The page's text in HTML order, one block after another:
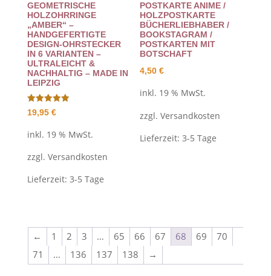
GEOMETRISCHE
HOLZOHRRINGE
„AMBER“ –
HANDGEFERTIGTE
DESIGN-OHRSTECKER
IN 6 VARIANTEN –
ULTRALEICHT &
NACHHALTIG – MADE IN
LEIPZIG
Bewertet
mit
von 5
19,95 €
inkl. 19 % MwSt.
zzgl. Versandkosten
Lieferzeit: 3-5 Tage
POSTKARTE ANIME /
HOLZPOSTKARTE
BÜCHERLIEBHABER /
BOOKSTAGRAM /
POSTKARTEN MIT
BOTSCHAFT
4,50€
inkl. 19 % MwSt.
zzgl.Versandkosten
Lieferzeit:3-5 Tage
← 1 2 3 … 65 66 67 68 69
70
71
… 136 137 138 →